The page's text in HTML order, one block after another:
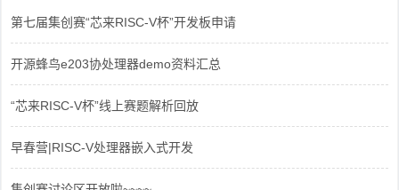
第七届集创赛“芯来RISC-V杯”开发板申请
开源蜂鸟e203协处理器demo资料汇总
“芯来RISC-V杯”线上赛题解析回放
早春营|RISC-V处理器嵌入式开发